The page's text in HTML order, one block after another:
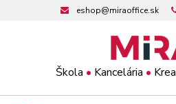
Škola • Kancelária •
eshop@miraoffice.sk